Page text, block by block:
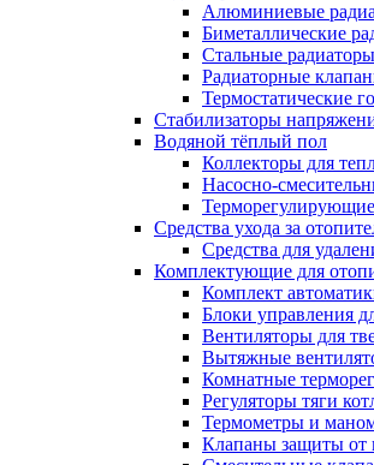
Алюминиевые
Биметаллические
Стальные радиаторы
Радиаторные
Термостатические
Стабилизаторы
Водяной тёплый пол
Коллекторы для
Насосно-
Средства ухода за
Средства для
Комплектующие для
Комплект
Блоки управления
Вентиляторы для
Вытяжные
Комнатные
Регуляторы тяги
Термометры и
Клапаны защиты от